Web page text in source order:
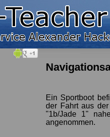
Ein Sportboot
der Fahrt aus
"1b/Jade 1"
angenommen.